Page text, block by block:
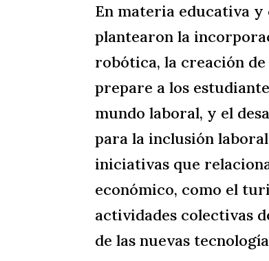
En materia educativa
plantearon la
robótica, la creación
prepare a los
mundo laboral, y el
para la inclusión
iniciativas que
económico, como el
actividades colectivas
de las nuevas